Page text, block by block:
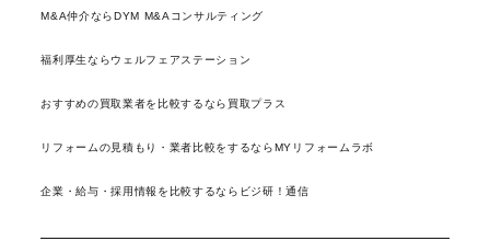
M&A仲介ならDYM M&Aコンサルティング
福利厚生ならウェルフェアステーション
おすすめの買取業者を比較するなら買取プラス
リフォームの見積もり・業者比較をするならMYリフォームラボ
企業・給与・採用情報を比較するならビジ研！通信